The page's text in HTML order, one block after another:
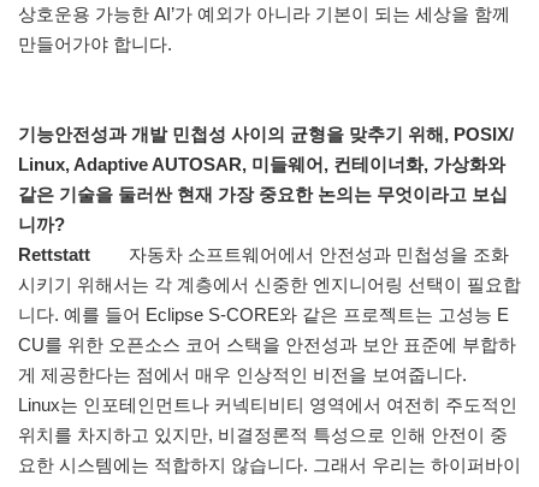
상호운용 가능한 AI’가 예외가 아니라 기본이 되는 세상을 함께
만들어가야 합니다.
기능안전성과 개발 민첩성 사이의 균형을 맞추기 위해, POSIX/
Linux, Adaptive AUTOSAR, 미들웨어, 컨테이너화, 가상화와
같은 기술을 둘러싼 현재 가장 중요한 논의는 무엇이라고 보십
니까?
Rettstatt
자동차 소프트웨어에서 안전성과 민첩성을 조화
시키기 위해서는 각 계층에서 신중한 엔지니어링 선택이 필요합
니다. 예를 들어 Eclipse S-CORE와 같은 프로젝트는 고성능 E
CU를 위한 오픈소스 코어 스택을 안전성과 보안 표준에 부합하
게 제공한다는 점에서 매우 인상적인 비전을 보여줍니다.
Linux는 인포테인먼트나 커넥티비티 영역에서 여전히 주도적인
위치를 차지하고 있지만, 비결정론적 특성으로 인해 안전이 중
요한 시스템에는 적합하지 않습니다. 그래서 우리는 하이퍼바이